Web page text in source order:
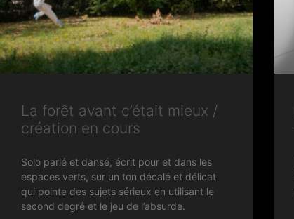
La forêt avant c’était mieux /
création en cours
Solo parlé et dansé, écrit pour et dans les
espaces verts, sur un ton décalé et délicat
qui pointe des sujets sérieux en utilisant le
second degré et le jeu de l’absurde.